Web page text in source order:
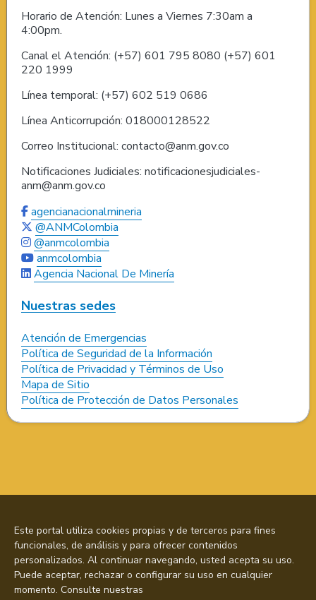
Horario de Atención: Lunes a Viernes 7:30am a
4:00pm.
Canal el Atención: (+57) 601 795 8080 (+57) 601
220 1999
Línea temporal: (+57) 602 519 0686
Línea Anticorrupción: 018000128522
Correo Institucional: contacto@anm.gov.co
Notificaciones Judiciales: notificacionesjudiciales-
anm@anm.gov.co
agencianacionalmineria
@ANMColombia
@anmcolombia
anmcolombia
Agencia Nacional De Minería
Nuestras sedes
Atención de Emergencias
Política de Seguridad de la Información
Política de Privacidad y Términos de Uso
Mapa de Sitio
Política de Protección de Datos Personales
Este portal utiliza cookies propias y de terceros para fines
funcionales, de análisis y para ofrecer contenidos
personalizados. Al continuar navegando, usted acepta su uso.
Puede aceptar, rechazar o configurar su uso en cualquier
momento. Consulte nuestras